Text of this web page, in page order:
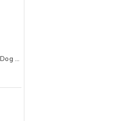
NATURAL TRAINER Dog sa piletinom i pirinčem za odrasle pse malih rasa 800g